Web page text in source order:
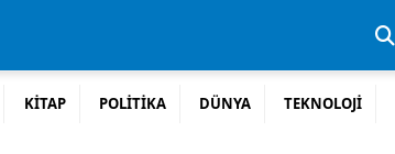
KİTAP POLİTİKA DÜNYA TEKNOLOJİ